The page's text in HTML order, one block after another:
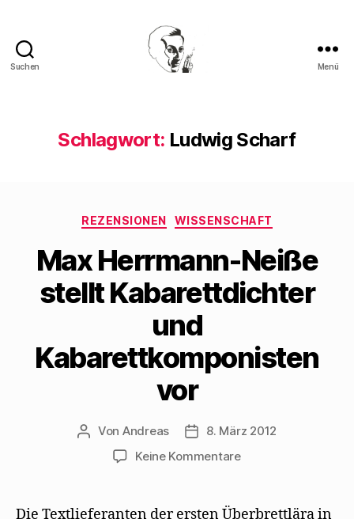
Suchen Menü
Schlagwort: Ludwig Scharf
Kategorien
REZENSIONEN WISSENSCHAFT
Max Herrmann-Neiße
stellt Kabarettdichter
und
Kabarettkomponisten
vor
Beitragsautor
Von Andreas Beitragsdatum
8. März 2012
Keine Kommentarezu
Neiße
Die Textlieferanten der ersten Überbrettlära in